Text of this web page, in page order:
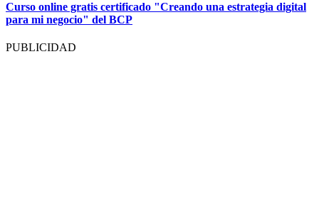
Curso online gratis certificado "Creando una estrategia digital
para mi negocio" del BCP
PUBLICIDAD